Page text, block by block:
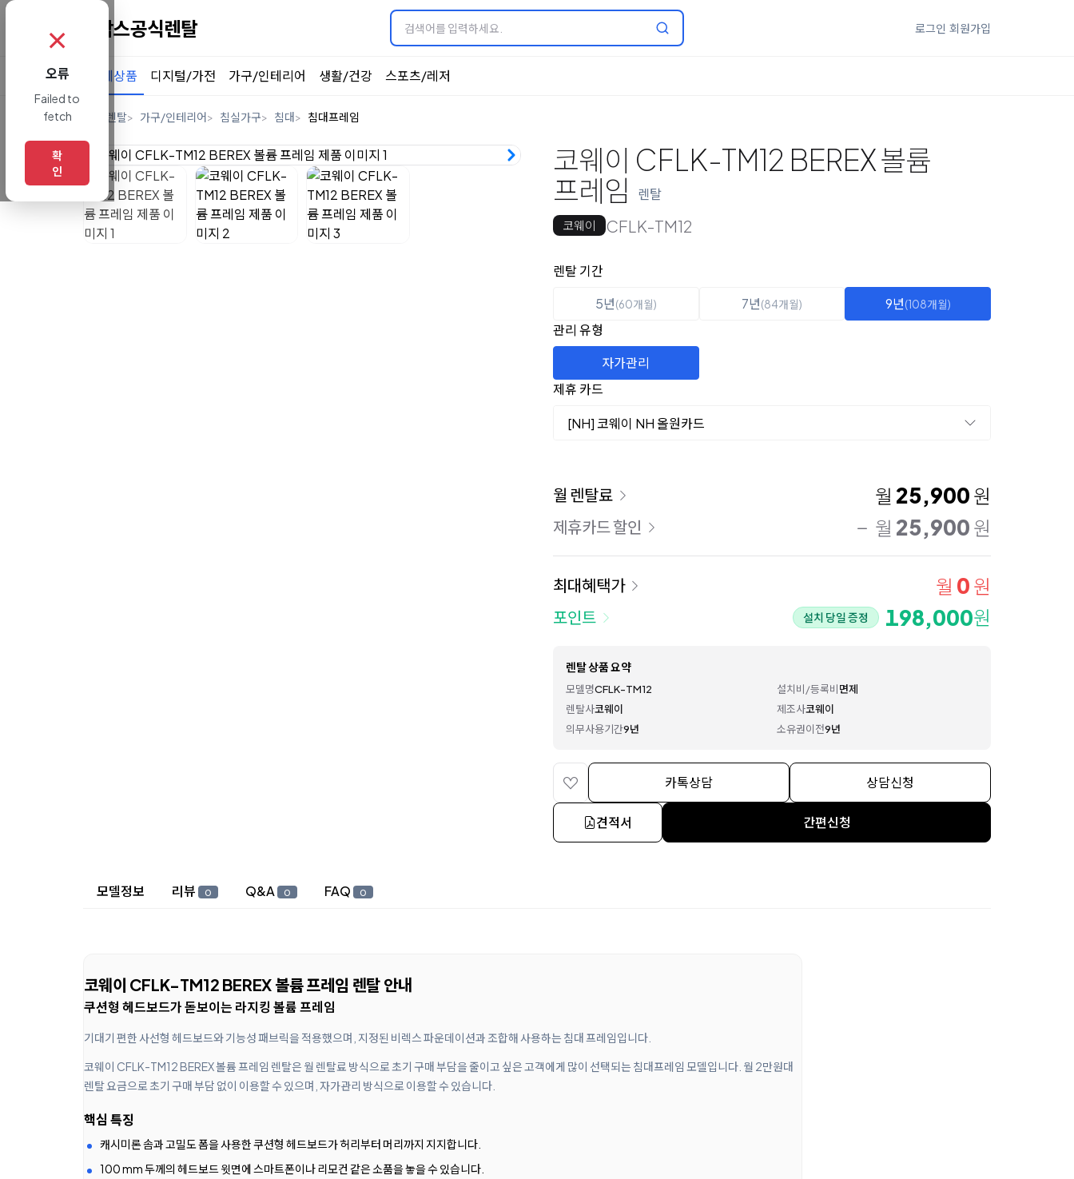
로그인 회원가입
전체상품 디지털/가전 가구/인테리어 생활/건강 스포츠/레저
렌탈 가구/인테리어 침실가구 침대 침대프레임
코웨이 CFLK-TM12 BEREX 볼륨
프레임
렌탈
코웨이 CFLK-TM12
옵션 선택
렌탈 선택
렌탈 기간
5년(60개월) 7년(84개월) 9년(108개월)
관리 유형
자가관리
제휴 카드
[NH] 코웨이 NH 올원카드
이용 요금
월 렌탈료 월 25,900 원
제휴카드 할인 월 25,900 원
최대혜택가 월 0 원
포인트 설치 당일 증정 198,000원
렌탈 상품 요약
모델명CFLK-TM12 설치비/등록비면제
렌탈사코웨이 제조사코웨이
의무사용기간9년 소유권이전9년
카톡상담 상담신청
견적서 간편신청
상세 정보
모델정보 리뷰 0 Q&A 0 FAQ 0
코웨이 CFLK-TM12 BEREX 볼륨 프레임 렌탈 안내
쿠션형 헤드보드가 돋보이는 라지킹 볼륨 프레임
기대기 편한 사선형 헤드보드와 기능성 패브릭을 적용했으며, 지정된 비렉스 파운데이션과 조합해 사용하는 침대 프레임입니다.
코웨이 CFLK-TM12 BEREX 볼륨 프레임 렌탈은 월 렌탈료 방식으로 초기 구매 부담을 줄이고 싶은 고객에게 많이 선택되는 침대프레임 모델입니다. 월 2만원대
렌탈 요금으로 초기 구매 부담 없이 이용할 수 있으며, 자가관리 방식으로 이용할 수 있습니다.
핵심 특징
캐시미론 솜과 고밀도 폼을 사용한 쿠션형 헤드보드가 허리부터 머리까지 지지합니다.
100 mm 두께의 헤드보드 윗면에 스마트폰이나 리모컨 같은 소품을 놓을 수 있습니다.
✗
오류
Failed to
fetch
확
인